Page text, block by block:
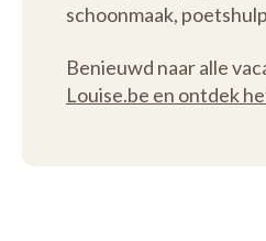
schoonmaak,
Benieuwd naar alle
Louise.be en ontdek